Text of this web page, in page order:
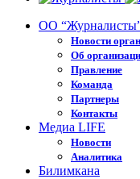
ОО
Новости
Об
Правление
Команда
Партнеры
Контакты
Медиа LIFE
Новости
Аналитика
Билимкана